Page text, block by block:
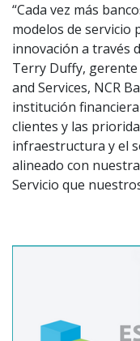
“Cada vez más
modelos de servicio
innovación a través
Terry Duffy,
and Services, NCR
institución
clientes y las
infraestructura y el
alineado con
Servicio que